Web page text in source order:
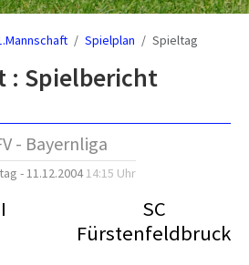
Spielplan Spieltag
: Spielbericht
- Bayernliga
- 11.12.200414:15 Uhr
SC
Fürstenfeldbruck